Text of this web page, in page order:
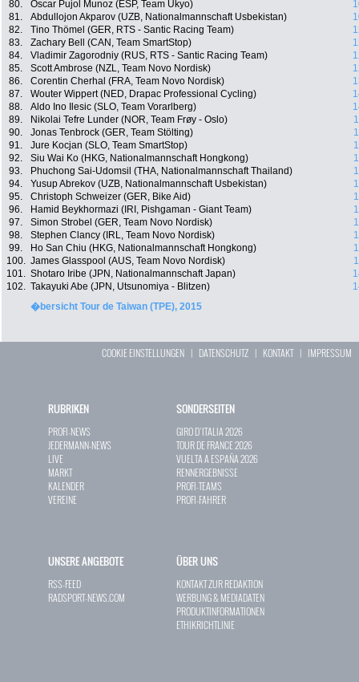
80.
Oscar Pujol Munoz (ESP, Team Ukyo)
81.
Abdullojon Akparov (UZB, Nationalmannschaft Usbekistan)
82.
Tino Thömel (GER, RTS - Santic Racing Team)
83.
Zachary Bell (CAN, Team SmartStop)
84.
Vladimir Zagorodniy (RUS, RTS - Santic Racing Team)
85.
Scott Ambrose (NZL, Team Novo Nordisk)
86.
Corentin Cherhal (FRA, Team Novo Nordisk)
87.
Wouter Wippert (NED, Drapac Professional Cycling)
88.
Aldo Ino Ilesic (SLO, Team Vorarlberg)
89.
Nikolai Tefre Lunder (NOR, Team Frøy - Oslo)
90.
Jonas Tenbrock (GER, Team Stölting)
91.
Jure Kocjan (SLO, Team SmartStop)
92.
Siu Wai Ko (HKG, Nationalmannschaft Hongkong)
93.
Phuchong Sai-Udomsil (THA, Nationalmannschaft Thailand)
94.
Yusup Abrekov (UZB, Nationalmannschaft Usbekistan)
95.
Christoph Schweizer (GER, Bike Aid)
96.
Hamid Beykhormazi (IRI, Pishgaman - Giant Team)
97.
Simon Strobel (GER, Team Novo Nordisk)
98.
Stephen Clancy (IRL, Team Novo Nordisk)
99.
Ho San Chiu (HKG, Nationalmannschaft Hongkong)
100. James Glasspool (AUS, Team Novo Nordisk)
101. Shotaro Iribe (JPN, Nationalmannschaft Japan)
102. Takayuki Abe (JPN, Utsunomiya - Blitzen)
�bersicht Tour de Taiwan (TPE), 2015
COOKIE EINSTELLUNGEN | DATENSCHUTZ | KONTAKT| IMPRESSUM
RUBRIKEN
PROFI-NEWS
JEDERMANN-NEWS
LIVE
MARKT
KALENDER
VEREINE
SONDERSEITEN
GIRO D`ITALIA 2026
TOUR DE FRANCE 2026
VUELTA A ESPAÑA 2026
RENNERGEBNISSE
PROFI-TEAMS
PROFI-FAHRER
UNSERE ANGEBOTE
RSS-FEED
RADSPORT-NEWS.COM
ÜBER UNS
KONTAKT ZUR REDAKTION
WERBUNG & MEDIADATEN
PRODUKTINFORMATIONEN
ETHIKRICHTLINIE